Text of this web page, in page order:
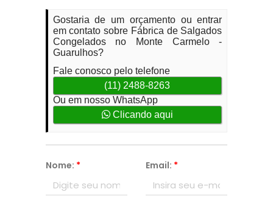
Gostaria de um orçamento ou entrar
em contato sobre Fábrica de Salgados
Congelados no Monte Carmelo -
Guarulhos?
Fale conosco pelo telefone
(11) 2488-8263
Ou em nosso WhatsApp
Clicando aqui
Nome: * Email: *